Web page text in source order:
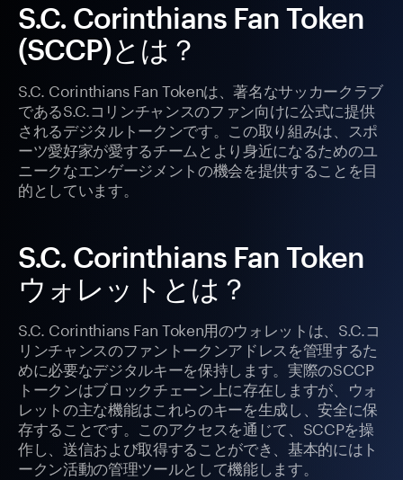
S.C. Corinthians Fan Token
(SCCP)とは？
S.C. Corinthians Fan Tokenは、著名なサッカークラブ
であるS.C.コリンチャンスのファン向けに公式に提供
されるデジタルトークンです。この取り組みは、スポ
ーツ愛好家が愛するチームとより身近になるためのユ
ニークなエンゲージメントの機会を提供することを目
的としています。
S.C. Corinthians Fan Token
ウォレットとは？
S.C. Corinthians Fan Token用のウォレットは、S.C.コ
リンチャンスのファントークンアドレスを管理するた
めに必要なデジタルキーを保持します。実際のSCCP
トークンはブロックチェーン上に存在しますが、ウォ
レットの主な機能はこれらのキーを生成し、安全に保
存することです。このアクセスを通じて、SCCPを操
作し、送信および取得することができ、基本的にはト
ークン活動の管理ツールとして機能します。